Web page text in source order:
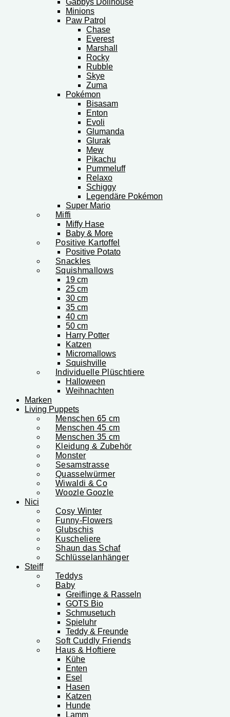
Gabbys Dollhouse
Minions
Paw Patrol
Chase
Everest
Marshall
Rocky
Rubble
Skye
Zuma
Pokémon
Bisasam
Enton
Evoli
Glumanda
Glurak
Mew
Pikachu
Pummeluff
Relaxo
Schiggy
Legendäre Pokémon
Super Mario
Miffi
Miffy Hase
Baby & More
Positive Kartoffel
Positive Potato
Snackles
Squishmallows
19 cm
25 cm
30 cm
35 cm
40 cm
50 cm
Harry Potter
Katzen
Micromallows
Squishville
Individuelle Plüschtiere
Halloween
Weihnachten
Marken
Living Puppets
Menschen 65 cm
Menschen 45 cm
Menschen 35 cm
Kleidung & Zubehör
Monster
Sesamstrasse
Quasselwürmer
Wiwaldi & Co
Woozle Goozle
Nici
Cosy Winter
Funny-Flowers
Glubschis
Kuscheliere
Shaun das Schaf
Schlüsselanhänger
Steiff
Teddys
Baby
Greiflinge & Rasseln
GOTS Bio
Schmusetuch
Spieluhr
Teddy & Freunde
Soft Cuddly Friends
Haus & Hoftiere
Kühe
Enten
Esel
Hasen
Katzen
Hunde
Lamm